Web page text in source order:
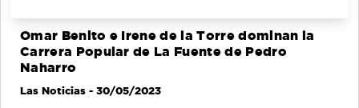
Omar Benito e Irene de la Torre dominan la
Carrera Popular de La Fuente de Pedro
Naharro
Las Noticias - 30/05/2023